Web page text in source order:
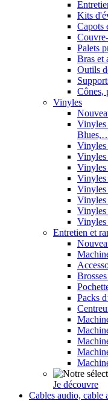
Kits
Capots
Palets
Bras et
Outils
Cônes,
Vinyles
Vinyles
Vinyles
Vinyles
Vinyles
Vinyles
Vinyles
Entretien et
Packs
Je découvre
Cables audio, cable